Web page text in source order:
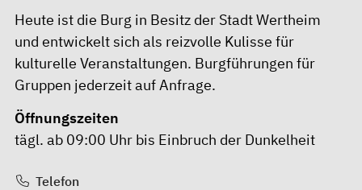
Heute ist die Burg in Besitz der Stadt Wertheim
und entwickelt sich als reizvolle Kulisse für
kulturelle Veranstaltungen. Burgführungen für
Gruppen jederzeit auf Anfrage.
Öffnungszeiten
tägl. ab 09:00 Uhr bis Einbruch der Dunkelheit
Telefon